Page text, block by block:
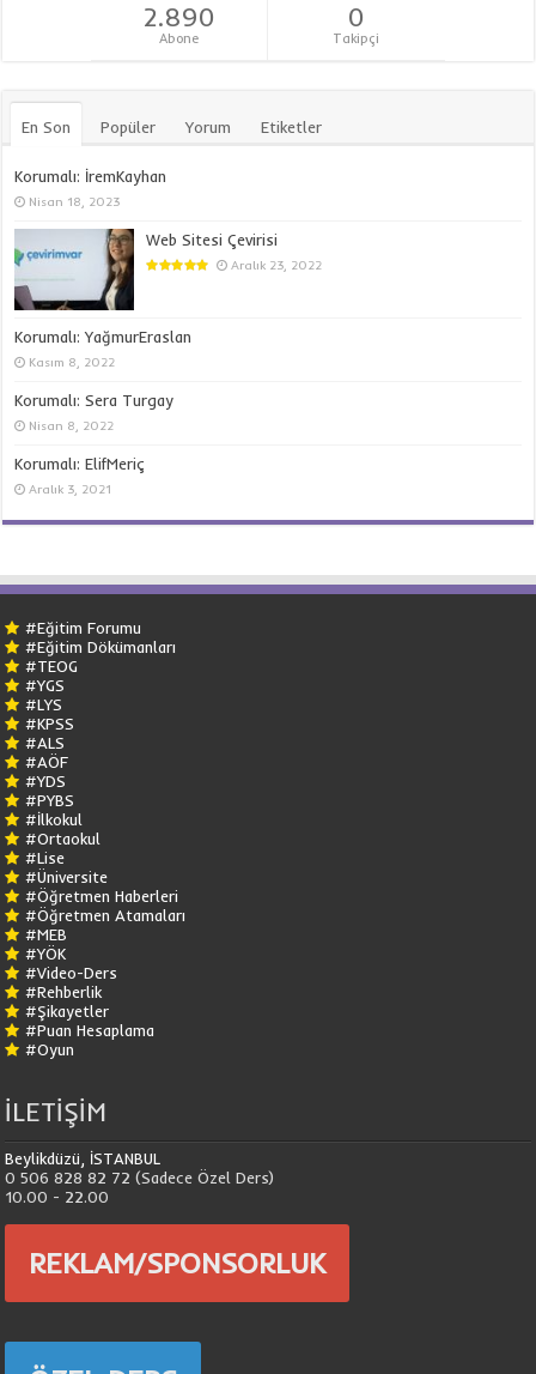
2.890
Abone
0
Takipçi
En Son Popüler Yorum Etiketler
Korumalı: İremKayhan
Nisan 18, 2023
Web Sitesi Çevirisi
Aralık 23, 2022
Korumalı: YağmurEraslan
Kasım 8, 2022
Korumalı: Sera Turgay
Nisan 8, 2022
Korumalı: ElifMeriç
Aralık 3, 2021
#Eğitim Forumu
#Eğitim Dökümanları
#TEOG
#YGS
#LYS
#KPSS
#ALS
#AÖF
#YDS
#PYBS
#İlkokul
#Ortaokul
#Lise
#Üniversite
#Öğretmen Haberleri
#Öğretmen Atamaları
#MEB
#YÖK
#Video-Ders
#Rehberlik
#Şikayetler
#Puan Hesaplama
#Oyun
İLETİŞİM
Beylikdüzü, İSTANBUL
0 506 828 82 72 (Sadece Özel Ders)
10.00 - 22.00
REKLAM/SPONSORLUK